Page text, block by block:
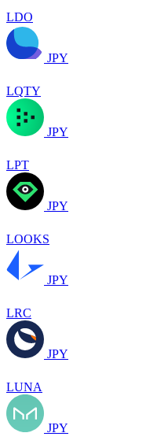
LDO
JPY
LQTY
JPY
LPT
JPY
LOOKS
JPY
LRC
JPY
LUNA
JPY